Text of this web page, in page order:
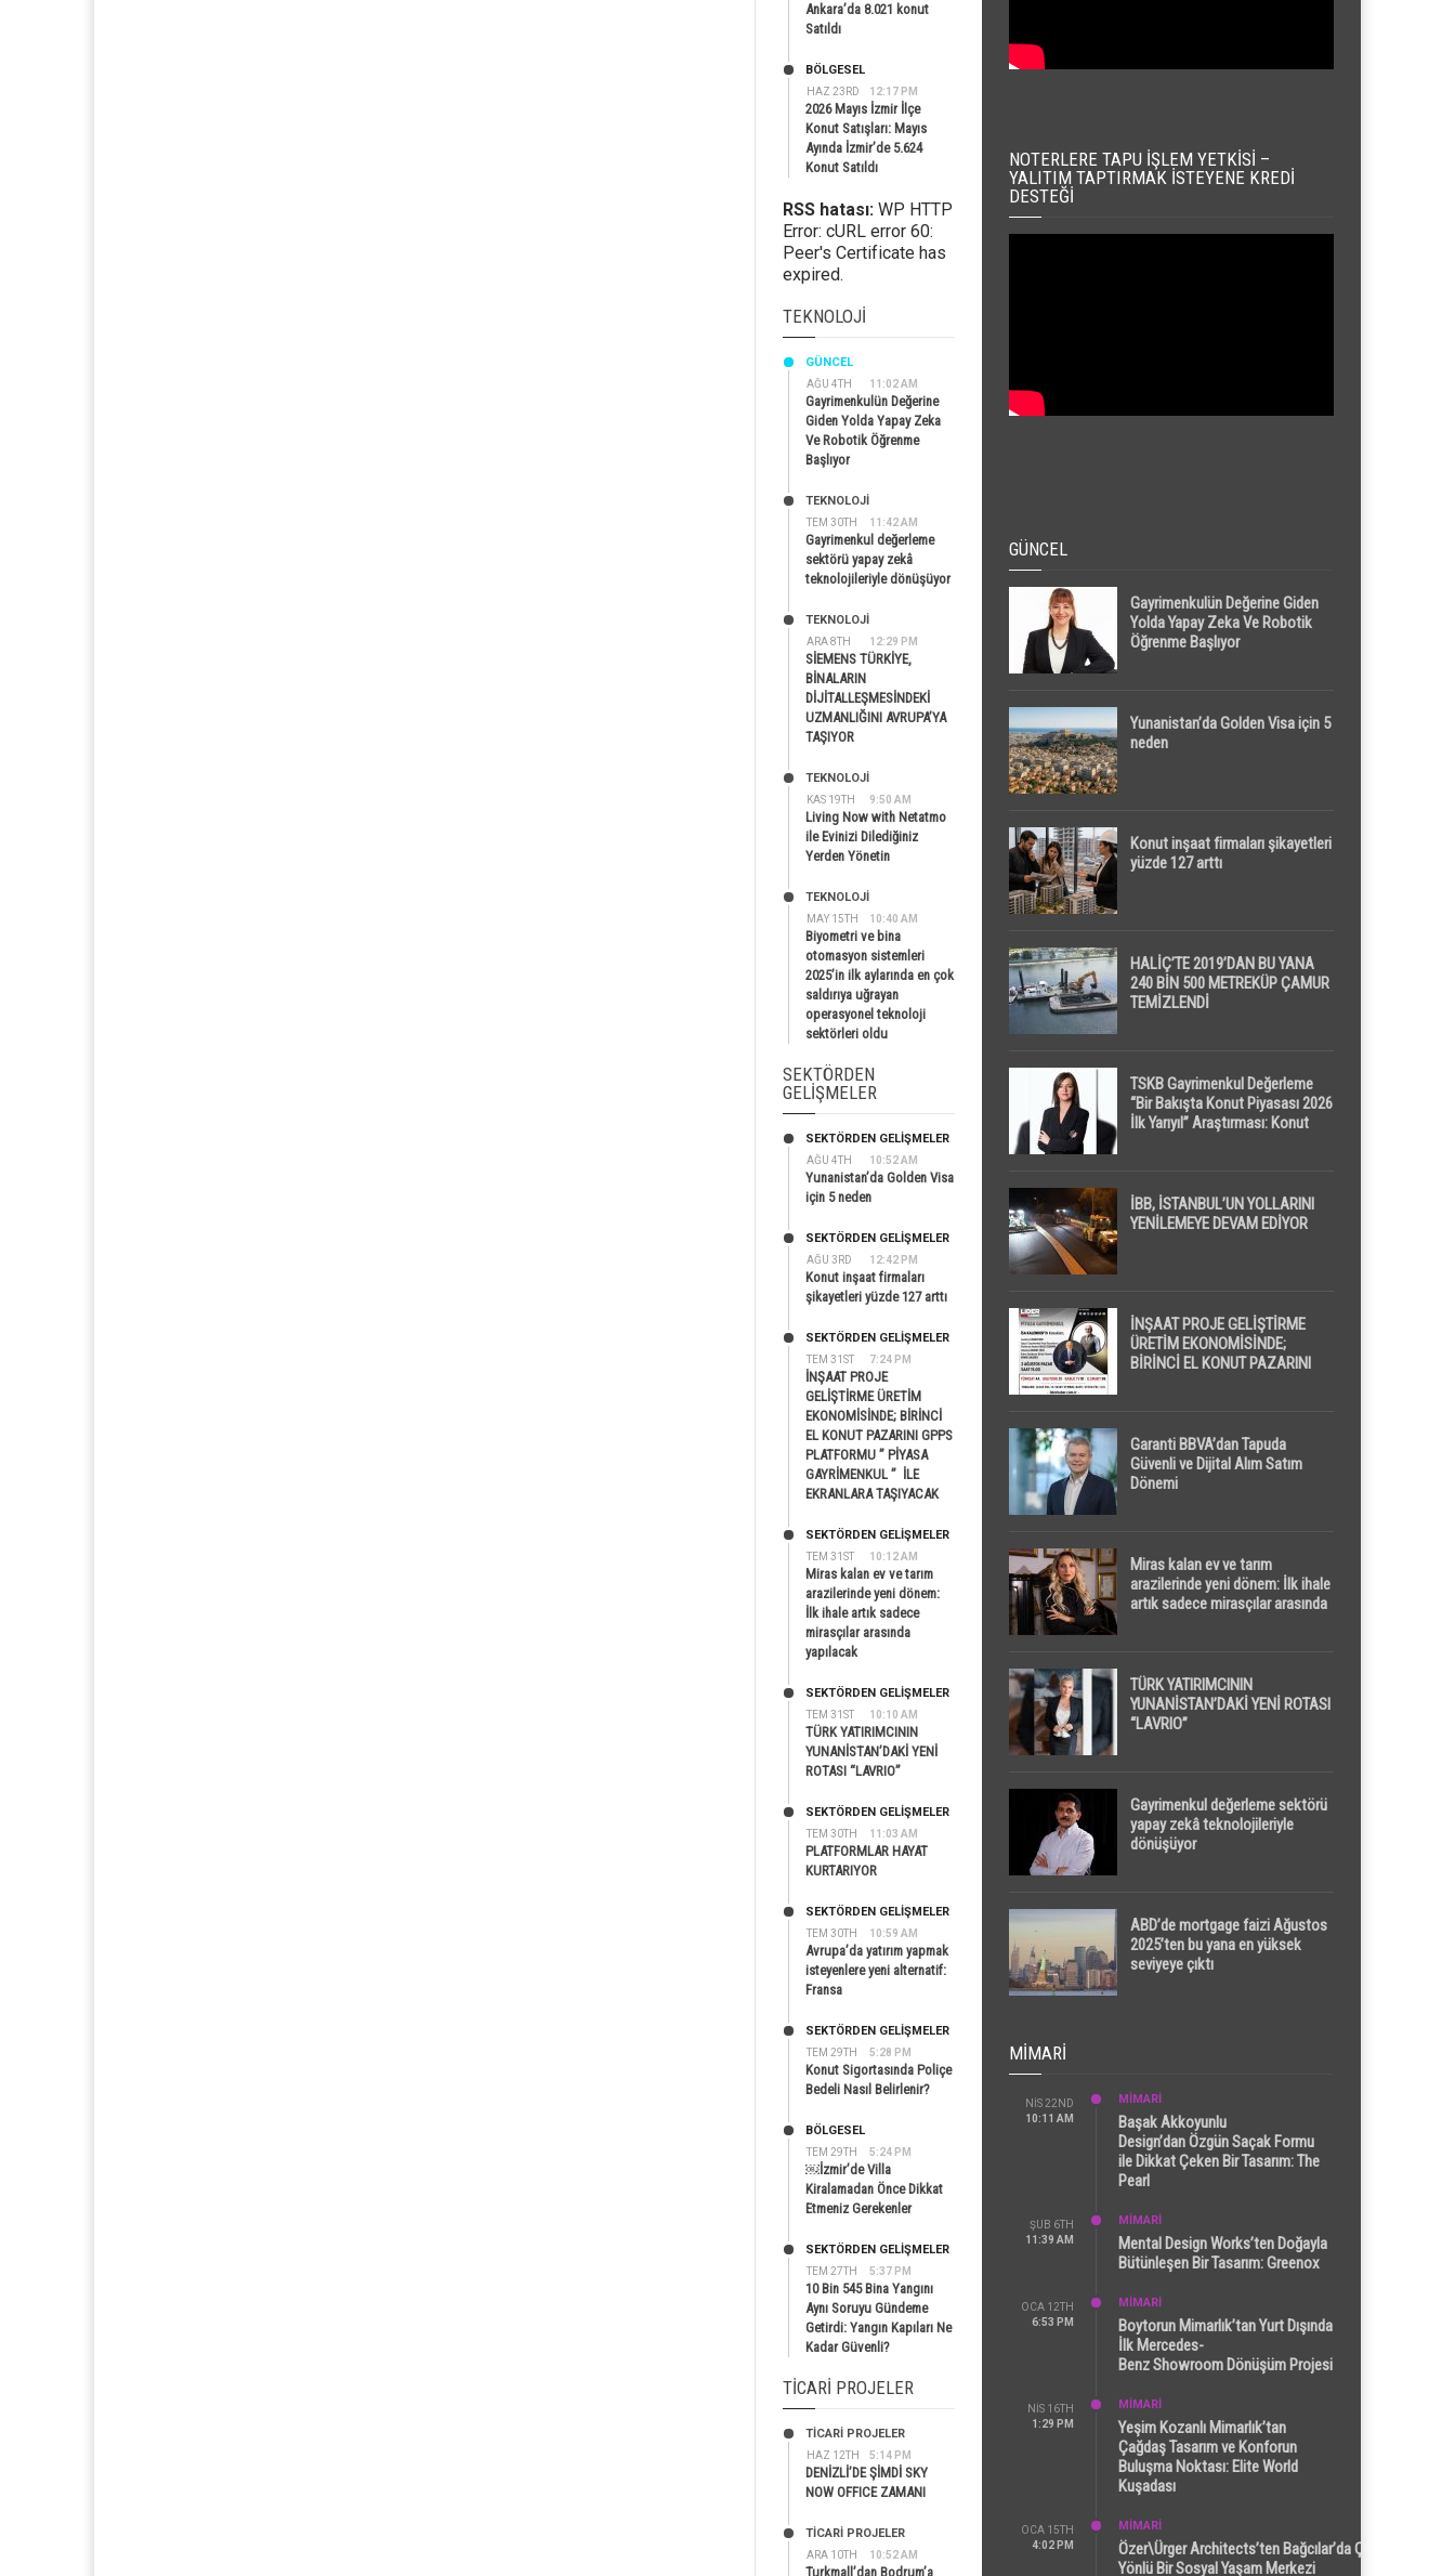
Ankara’da 8.021 konut
Satıldı
HAZ 23RD 12:17 PM
BÖLGESEL
2026 Mayıs İzmir İlçe
Konut Satışları: Mayıs
Ayında İzmir’de 5.624
Konut Satıldı
RSS hatası: WP HTTP
Error: cURL error 60:
Peer's Certificate has
expired.
TEKNOLOJI
AĞU 4TH 11:02 AM
GÜNCEL
Gayrimenkulün Değerine
Giden Yolda Yapay Zeka
Ve Robotik Öğrenme
Başlıyor
TEM 30TH 11:42 AM
TEKNOLOJİ
Gayrimenkul değerleme
sektörü yapay zekâ
teknolojileriyle dönüşüyor
ARA 8TH 12:29 PM
TEKNOLOJİ
SİEMENS TÜRKİYE,
BİNALARIN
DİJİTALLEŞMESİNDEKİ
UZMANLIĞINI AVRUPA’YA
TAŞIYOR
KAS 19TH 9:50 AM
TEKNOLOJİ
Living Now with Netatmo
ile Evinizi Dilediğiniz
Yerden Yönetin
MAY 15TH 10:40 AM
TEKNOLOJİ
Biyometri ve bina
otomasyon sistemleri
2025’in ilk aylarında en çok
saldırıya uğrayan
operasyonel teknoloji
sektörleri oldu
SEKTÖRDEN
GELIŞMELER
AĞU 4TH 10:52 AM
SEKTÖRDEN GELIŞMELER
Yunanistan’da Golden Visa
için 5 neden
AĞU 3RD 12:42 PM
SEKTÖRDEN GELIŞMELER
Konut inşaat firmaları
şikayetleri yüzde 127 arttı
TEM 31ST 7:24 PM
SEKTÖRDEN GELIŞMELER
İNŞAAT PROJE
GELİŞTİRME ÜRETİM
EKONOMİSİNDE; BİRİNCİ
EL KONUT PAZARINI GPPS
PLATFORMU ” PİYASA
GAYRİMENKUL ” İLE
EKRANLARA TAŞIYACAK
TEM 31ST 10:12 AM
SEKTÖRDEN GELIŞMELER
Miras kalan ev ve tarım
arazilerinde yeni dönem:
İlk ihale artık sadece
mirasçılar arasında
yapılacak
TEM 31ST 10:10 AM
SEKTÖRDEN GELIŞMELER
TÜRK YATIRIMCININ
YUNANİSTAN’DAKİ YENİ
ROTASI “LAVRIO”
TEM 30TH 11:03 AM
SEKTÖRDEN GELIŞMELER
PLATFORMLAR HAYAT
KURTARIYOR
TEM 30TH 10:59 AM
SEKTÖRDEN GELIŞMELER
Avrupa’da yatırım yapmak
isteyenlere yeni alternatif:
Fransa
TEM 29TH 5:28 PM
SEKTÖRDEN GELIŞMELER
Konut Sigortasında Poliçe
Bedeli Nasıl Belirlenir?
TEM 29TH 5:24 PM
BÖLGESEL
￼İzmir’de Villa
Kiralamadan Önce Dikkat
Etmeniz Gerekenler
TEM 27TH 5:37 PM
SEKTÖRDEN GELIŞMELER
10 Bin 545 Bina Yangını
Aynı Soruyu Gündeme
Getirdi: Yangın Kapıları Ne
Kadar Güvenli?
TICARI PROJELER
HAZ 12TH 5:14 PM
TİCARİ PROJELER
DENİZLİ’DE ŞİMDİ SKY
NOW OFFICE ZAMANI
ARA 10TH 10:52 AM
TİCARİ PROJELER
Turkmall’dan Bodrum’a
NOTERLERE TAPU İŞLEM YETKISI –
YALITIM TAPTIRMAK İSTEYENE KREDI
DESTEĞI
GÜNCEL
Gayrimenkulün Değerine Giden
Yolda Yapay Zeka Ve Robotik
Öğrenme Başlıyor
Yunanistan’da Golden Visa için 5
neden
Konut inşaat firmaları şikayetleri
yüzde 127 arttı
HALİÇ’TE 2019’DAN BU YANA
240 BİN 500 METREKÜP ÇAMUR
TEMİZLENDİ
TSKB Gayrimenkul Değerleme
“Bir Bakışta Konut Piyasası 2026
İlk Yarıyıl” Araştırması: Konut
Dikkat Çekti
İBB, İSTANBUL’UN YOLLARINI
YENİLEMEYE DEVAM EDİYOR
İNŞAAT PROJE GELİŞTİRME
ÜRETİM EKONOMİSİNDE;
BİRİNCİ EL KONUT PAZARINI
Garanti BBVA’dan Tapuda
Güvenli ve Dijital Alım Satım
Dönemi
Miras kalan ev ve tarım
arazilerinde yeni dönem: İlk ihale
artık sadece mirasçılar arasında
TÜRK YATIRIMCININ
YUNANİSTAN’DAKİ YENİ ROTASI
“LAVRIO”
Gayrimenkul değerleme sektörü
yapay zekâ teknolojileriyle
dönüşüyor
ABD’de mortgage faizi Ağustos
2025’ten bu yana en yüksek
seviyeye çıktı
MIMARI
NIS 22ND
10:11 AM
MİMARİ
Başak Akkoyunlu
Design’dan Özgün Saçak Formu
ile Dikkat Çeken Bir Tasarım: The
Pearl
ŞUB 6TH
11:39 AM
MİMARİ
Mental Design Works’ten Doğayla
Bütünleşen Bir Tasarım: Greenox
OCA 12TH
6:53 PM
MİMARİ
Boytorun Mimarlık’tan Yurt Dışında
İlk Mercedes-
Benz Showroom Dönüşüm Projesi
NIS 16TH
1:29 PM
MİMARİ
Yeşim Kozanlı Mimarlık’tan
Çağdaş Tasarım ve Konforun
Buluşma Noktası: Elite World
Kuşadası
OCA 15TH
4:02 PM
MİMARİ
Özer\Ürger Architects’ten Bağcılar’da Çok
Yönlü Bir Sosyal Yaşam Merkezi